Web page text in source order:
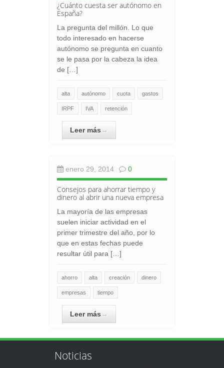
¿Cuánto cuesta ser autónomo en
España?
La pregunta del millón. Lo que
todo interesado en hacerse
autónomo se pregunta en cuanto
se le pasa por la cabeza la idea
de […]
alta autónomo cuota gastos
IRPF IVA retención
Leer más→
enero 29, 2014 0
Consejos para ahorrar tiempo y
dinero al abrir una nueva empresa
La mayoría de las empresas
suelen iniciar actividad en el
primer trimestre del año, por lo
que en estas fechas puede
resultar útil para […]
ahorro alta creación dinero
empresas tiempo
Leer más→
Noticias